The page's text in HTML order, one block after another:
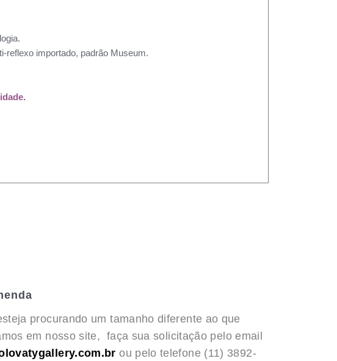
reflexo importado, padrão Museum.
procurando um tamanho diferente ao que
em nosso site, faça sua solicitação pelo email
ou pelo telefone (11) 3892-